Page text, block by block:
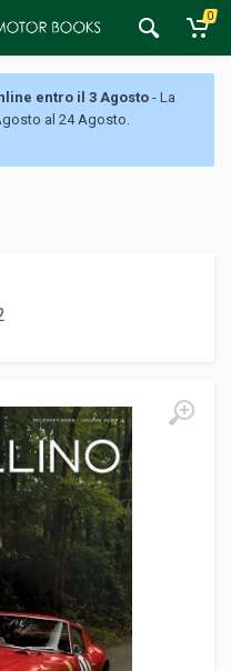
0
entro il 3 Agosto - La
al 24 Agosto.